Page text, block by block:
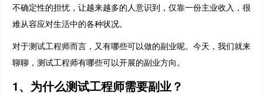
不确定性的担忧，让越来越多的人意识到，仅靠一份主业收入，很
难从容应对生活中的各种状况。
对于测试工程师而言，又有哪些可以做的副业呢。今天，我们就来
聊聊，测试工程师有哪些可以开展的副业方向。
1、为什么测试工程师需要副业？